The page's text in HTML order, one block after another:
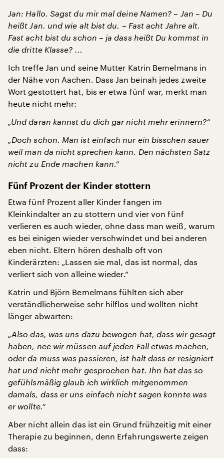
Jan: Hallo. Sagst du mir mal deine Namen? – Jan – Du
heißt Jan. und wie alt bist du. – Fast acht Jahre alt.
Fast acht bist du schon – ja dass heißt Du kommst in
die dritte Klasse? ...
Ich treffe Jan und seine Mutter Katrin Bemelmans in
der Nähe von Aachen. Dass Jan beinah jedes zweite
Wort gestottert hat, bis er etwa fünf war, merkt man
heute nicht mehr:
„Und daran kannst du dich gar nicht mehr erinnern?“
„Doch schon. Man ist einfach nur ein bisschen sauer
weil man da nicht sprechen kann. Den nächsten Satz
nicht zu Ende machen kann.“
Fünf Prozent der Kinder stottern
Etwa fünf Prozent aller Kinder fangen im
Kleinkindalter an zu stottern und vier von fünf
verlieren es auch wieder, ohne dass man weiß, warum
es bei einigen wieder verschwindet und bei anderen
eben nicht. Eltern hören deshalb oft von
Kinderärzten: „Lassen sie mal, das ist normal, das
verliert sich von alleine wieder.“
Katrin und Björn Bemelmans fühlten sich aber
verständlicherweise sehr hilflos und wollten nicht
länger abwarten:
„Also das, was uns dazu bewogen hat, dass wir gesagt
haben, nee wir müssen auf jeden Fall etwas machen,
oder da muss was passieren, ist halt dass er resigniert
hat und nicht mehr gesprochen hat. Ihn hat das so
gefühlsmäßig glaub ich wirklich mitgenommen
damals, dass er uns einfach nicht sagen konnte was
er wollte.“
Aber nicht allein das ist ein Grund frühzeitig mit einer
Therapie zu beginnen, denn Erfahrungswerte zeigen
dass: